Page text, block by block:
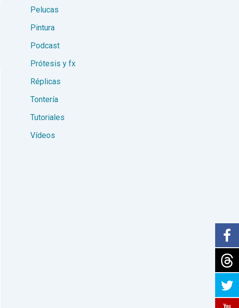
Pelucas
Pintura
Podcast
Prótesis y fx
Réplicas
Tontería
Tutoriales
Vídeos